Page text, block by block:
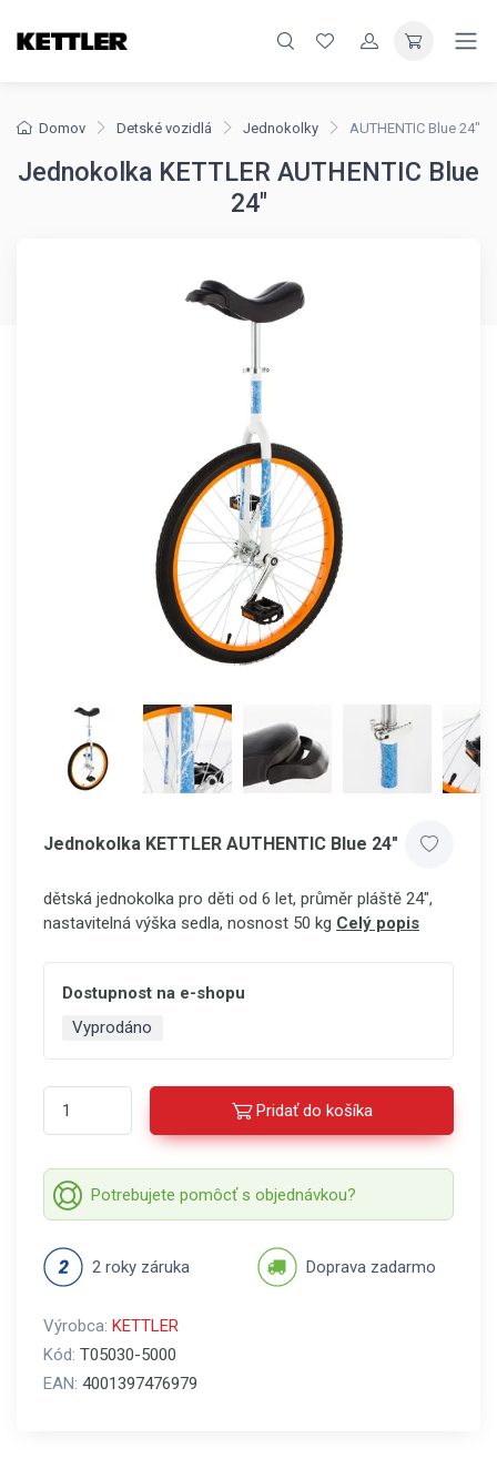
Domov Detské vozidlá Jednokolky AUTHENTIC Blue 24"
Jednokolka KETTLER AUTHENTIC Blue
24"
Jednokolka KETTLER AUTHENTIC Blue 24"
dětská jednokolka pro děti od 6 let, průměr pláště 24",
nastavitelná výška sedla, nosnost 50 kg Celý popis
Dostupnost na e-shopu
Vyprodáno
Pridať do košíka
Potrebujete pomôcť s objednávkou?
2 roky záruka Doprava zadarmo
Výrobca: KETTLER
Kód: T05030-5000
EAN: 4001397476979